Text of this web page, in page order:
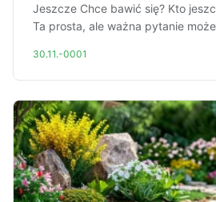
Jeszcze Chce bawić się? Kto
Ta prosta, ale ważna pytanie
30.11.-0001